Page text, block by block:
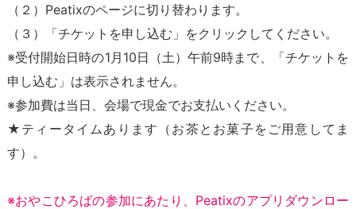
（２）Peatixのページに切り替わります。
（３）「チケットを申し込む」をクリックしてください。
※受付開始日時の1月10日（土）午前9時まで、「チケットを
申し込む」は表示されません。
※参加費は当日、会場で現金でお支払いください。
★ティータイムあります（お茶とお菓子をご用意してま
す）。
※おやこひろばの参加にあたり、Peatixのアプリダウンロー